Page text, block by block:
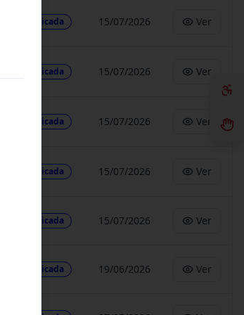
Publicada 15/07/2026 Ver
Publicada 15/07/2026 Ver
Publicada 15/07/2026 Ver
Publicada 15/07/2026 Ver
Publicada 15/07/2026 Ver
Publicada 19/06/2026 Ver